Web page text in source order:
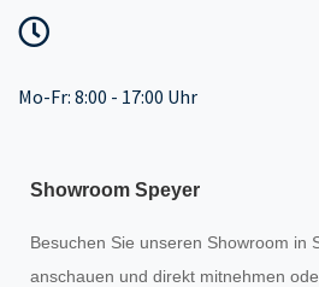
Mo-Fr: 8:00 - 17:00 Uhr
Showroom Speyer
Besuchen Sie unseren Showroom in
anschauen und direkt mitnehmen